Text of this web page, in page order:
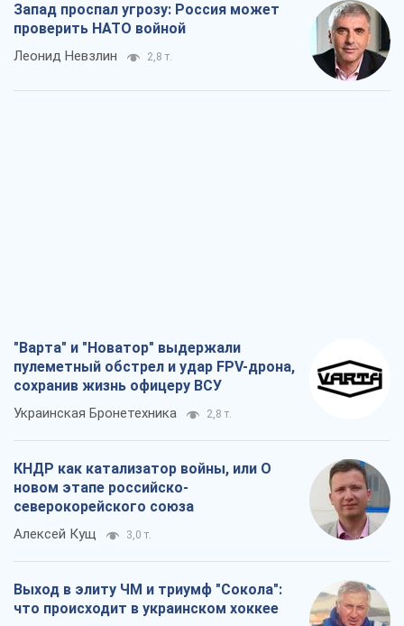
Запад проспал угрозу: Россия может
проверить НАТО войной
Леонид Невзлин 2,8 т.
"Варта" и "Новатор" выдержали
пулеметный обстрел и удар FPV-дрона,
сохранив жизнь офицеру ВСУ
Украинская Бронетехника 2,8 т.
КНДР как катализатор войны, или О
новом этапе российско-
северокорейского союза
Алексей Кущ 3,0 т.
Выход в элиту ЧМ и триумф "Сокола":
что происходит в украинском хоккее